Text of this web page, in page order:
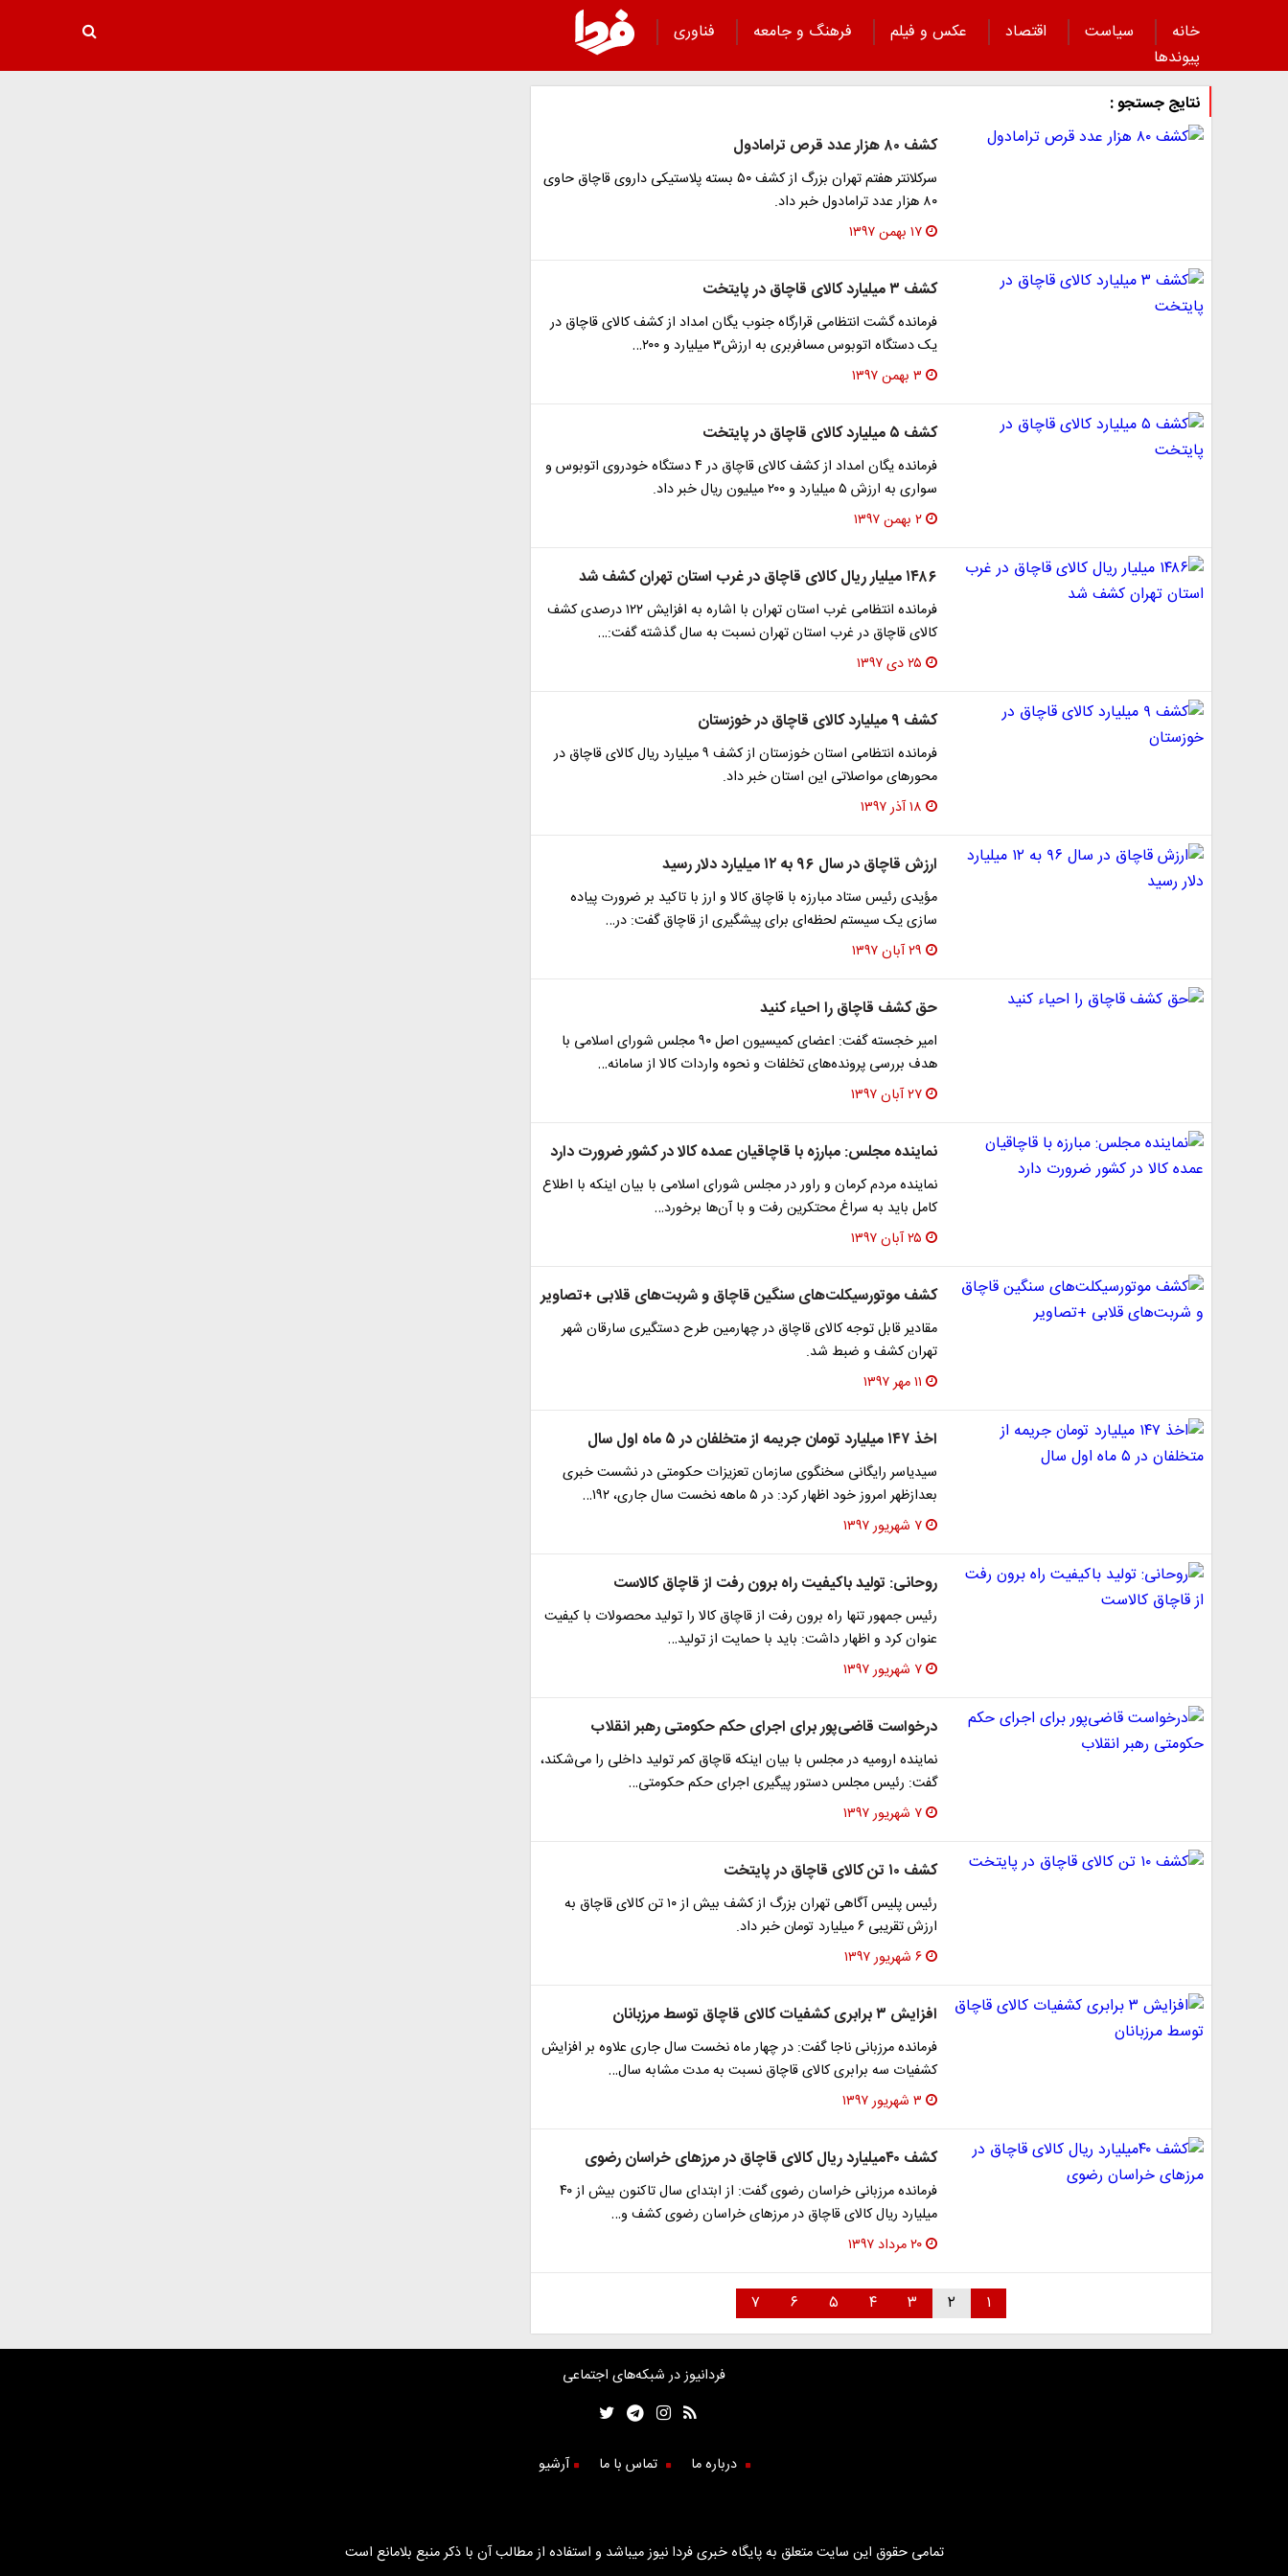
خانه سیاست اقتصاد عکس و فیلم فرهنگ و جامعه
فناوری
پیوند‌ها
نتایج جستجو :
کشف ۸۰ هزار عدد قرص ترامادول
سرکلانتر هفتم تهران بزرگ از کشف ۵۰ بسته پلاستیکی داروی قاچاق حاوی
۸۰ هزار عدد ترامادول خبر داد.
۱۷ بهمن ۱۳۹۷
کشف ۳ میلیارد کالای قاچاق در پایتخت
فرمانده گشت انتظامی قرارگاه جنوب یگان امداد از کشف کالای قاچاق در
یک دستگاه اتوبوس مسافربری به ارزش۳ میلیارد و ۲۰۰…
۳ بهمن ۱۳۹۷
کشف ۵ میلیارد کالای قاچاق در پایتخت
فرمانده یگان امداد از کشف کالای قاچاق در ۴ دستگاه خودروی اتوبوس و
سواری به ارزش ۵ میلیارد و ۲۰۰ میلیون ریال خبر داد.
۲ بهمن ۱۳۹۷
۱۴۸۶ میلیار ریال کالای قاچاق در غرب استان تهران کشف شد
فرمانده انتظامی غرب استان تهران با اشاره به افزایش ۱۲۲ درصدی کشف
کالای قاچاق در غرب استان تهران نسبت به سال گذشته گفت:…
۲۵ دی ۱۳۹۷
کشف ۹ میلیارد کالای قاچاق در خوزستان
فرمانده انتظامی استان خوزستان از کشف ۹ میلیارد ریال کالای قاچاق در
محور‌های مواصلاتی این استان خبر داد.
۱۸ آذر ۱۳۹۷
ارزش قاچاق در سال ۹۶ به ۱۲ میلیارد دلار رسید
مؤیدی رئیس ستاد مبارزه با قاچاق کالا و ارز با تاکید بر ضرورت پیاده
سازی یک سیستم لحظه‌ای برای پیشگیری از قاچاق گفت: در…
۲۹ آبان ۱۳۹۷
حق کشف قاچاق را احیاء کنید
امیر خجسته گفت: اعضای کمیسیون اصل ۹۰ مجلس شورای اسلامی با
هدف بررسی پرونده‌های تخلفات و نحوه واردات کالا از سامانه…
۲۷ آبان ۱۳۹۷
نماینده مجلس: مبارزه با قاچاقیان عمده کالا در کشور ضرورت دارد
‏نماینده مردم کرمان و راور در مجلس شورای اسلامی با بیان اینکه با اطلاع
کامل باید به سراغ محتکرین رفت و با آن‌ها برخورد…
۲۵ آبان ۱۳۹۷
کشف موتورسیکلت‌های سنگین قاچاق و شربت‌های قلابی +تصاویر
مقادیر قابل توجه کالای قاچاق در چهارمین طرح دستگیری سارقان شهر
تهران کشف و ضبط شد.
۱۱ مهر ۱۳۹۷
اخذ ۱۴۷ میلیارد تومان جریمه از متخلفان در ۵ ماه اول سال
سیدیاسر رایگانی سخنگوی سازمان تعزیزات حکومتی در نشست خبری
بعدازظهر امروز خود اظهار کرد: در ۵ ماهه نخست سال جاری، ۱۹۲…
۷ شهریور ۱۳۹۷
روحانی: تولید باکیفیت راه برون رفت از قاچاق کالاست
رئیس جمهور تنها راه برون رفت از قاچاق کالا را تولید محصولات با کیفیت
عنوان کرد و اظهار داشت: باید با حمایت از تولید…
۷ شهریور ۱۳۹۷
درخواست قاضی‌پور برای اجرای حکم حکومتی رهبر انقلاب
نماینده ارومیه در مجلس با بیان اینکه قاچاق کمر تولید داخلی را می‌شکند،
گفت: رئیس مجلس دستور پیگیری اجرای حکم حکومتی…
۷ شهریور ۱۳۹۷
کشف ۱۰ تن کالای قاچاق در پایتخت
رئیس پلیس آگاهی تهران بزرگ از کشف بیش از ۱۰ تن کالای قاچاق به
ارزش تقریبی ۶ میلیارد تومان خبر داد.
۶ شهریور ۱۳۹۷
افزایش ۳ برابری کشفیات کالای قاچاق توسط مرزبانان
فرمانده مرزبانی ناجا گفت: در چهار ماه نخست سال جاری علاوه بر افزایش
کشفیات سه برابری کالای قاچاق نسبت به مدت مشابه سال…
۳ شهریور ۱۳۹۷
کشف ۴۰میلیارد ریال کالای قاچاق در مرز‌های خراسان رضوی
فرمانده مرزبانی خراسان رضوی گفت: از ابتدای سال تاکنون بیش از ۴۰
میلیارد ریال کالای قاچاق در مرز‌های خراسان رضوی کشف و…
۲۰ مرداد ۱۳۹۷
۱ ۲ ۳ ۴ ۵ ۶ ۷
فردانیوز در شبکه‌های اجتماعی
درباره ما تماس با ما آرشیو
تمامی حقوق این سایت متعلق به پایگاه خبری فردا نیوز میباشد و استفاده از مطالب آن با ذکر منبع بلامانع است